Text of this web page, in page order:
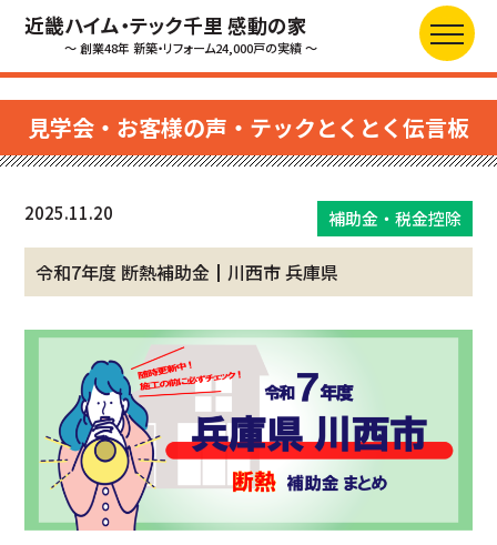
近畿ハイム・テック千里 感動の家
～ 創業48年 新築・リフォーム24,000戸の実績 ～
見学会・お客様の声・テックとくとく伝言板
2025.11.20 補助金・税金控除
令和7年度 断熱補助金┃川西市 兵庫県